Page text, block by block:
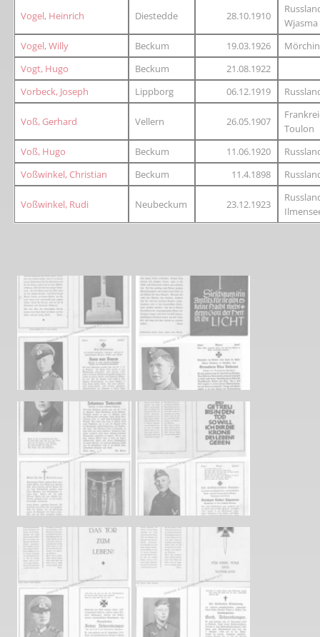
Vogel, Heinrich Diestedde 28.10.1910
Wjasma
Vogel, Willy
Beckum 19.03.1926
Vogt, Hugo
Beckum
21.08.1922
Vorbeck, Joseph
Lippborg 06.12.1919
Voß, Gerhard Vellern 26.05.1907
Toulon
Voß, Hugo
Beckum 11.06.1920
Voßwinkel, Christian
Beckum 11.4.1898
Voßwinkel, Rudi Neubeckum 23.12.1923